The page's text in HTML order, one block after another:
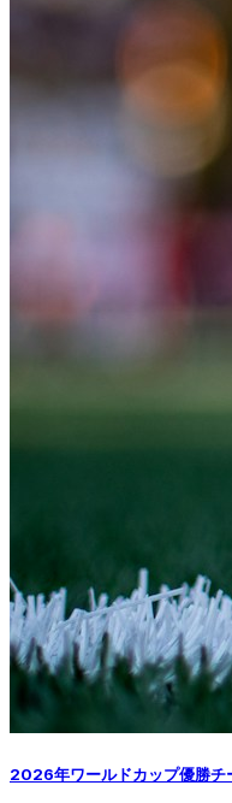
2026年ワールドカップ優勝チ